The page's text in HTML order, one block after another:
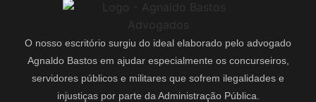
O nosso escritório surgiu do ideal elaborado pelo advogado
Agnaldo Bastos em ajudar especialmente os concurseiros,
servidores públicos e militares que sofrem ilegalidades e
injustiças por parte da Administração Pública.